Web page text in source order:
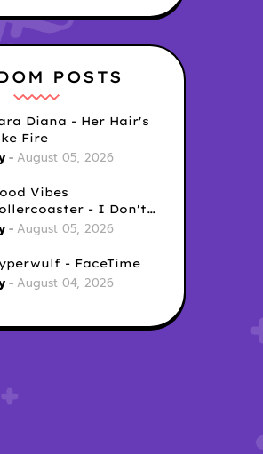
POSTS
Diana - Her Hair's
Fire
August 05, 2026
Vibes
- I Don't
August 05, 2026
- FaceTime
August 04, 2026